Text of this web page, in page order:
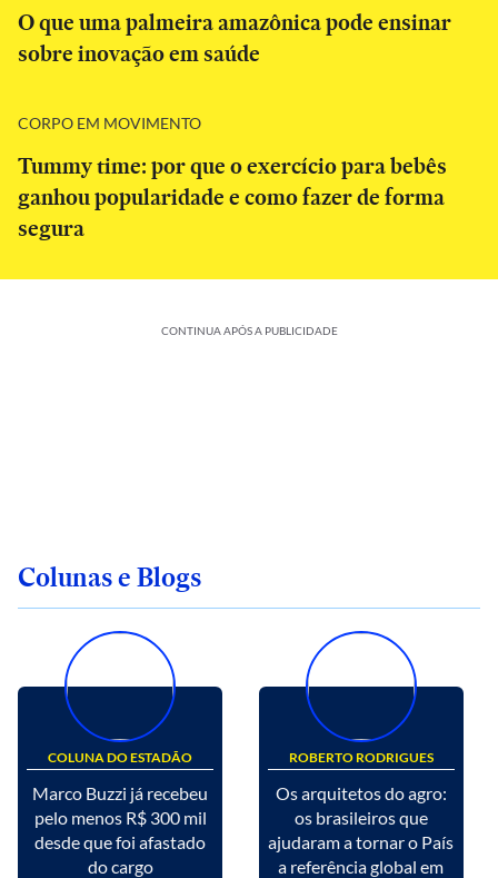
O que uma palmeira amazônica pode ensinar
sobre inovação em saúde
CORPO EM MOVIMENTO
Tummy time: por que o exercício para bebês
ganhou popularidade e como fazer de forma
segura
CONTINUA APÓS A PUBLICIDADE
Colunas e Blogs
COLUNA DO ESTADÃO
Marco Buzzi já recebeu
pelo menos R$ 300 mil
desde que foi afastado
do cargo
ROBERTO RODRIGUES
Os arquitetos do agro:
os brasileiros que
ajudaram a tornar o País
a referência global em